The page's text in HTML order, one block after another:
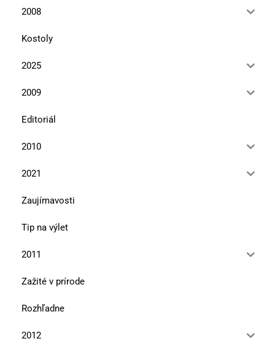
2008
Kostoly
2025
2009
Editoriál
2010
2021
Zaujímavosti
Tip na výlet
2011
Zažité v prírode
Rozhľadne
2012